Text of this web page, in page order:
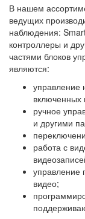
В нашем
ведущих
наблюдения:
контроллеры и
частями блоков
являются:
управление
включенных
ручное
и другими
работа с
управление
видео;